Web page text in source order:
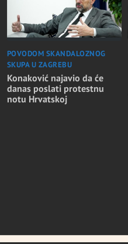
POVODOM SKANDALOZNOG
SKUPA U ZAGREBU
Konaković najavio da će
danas poslati protestnu
notu Hrvatskoj